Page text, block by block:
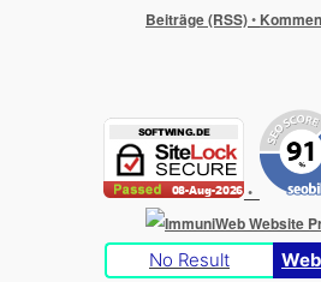
Beiträge (RSS)•
•
No Result